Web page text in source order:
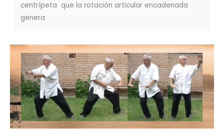
centrípeta que la rotación articular encadenada
genera